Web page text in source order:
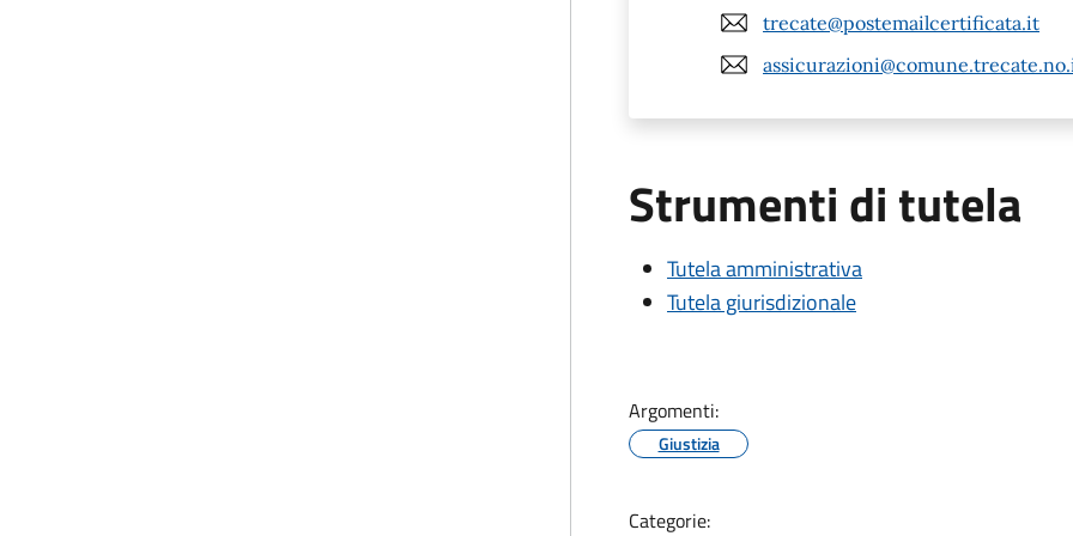
trecate@postemailcertificata.it
Strumenti di tutela
Tutela amministrativa
Tutela giurisdizionale
Argomenti:
Giustizia
Categorie: